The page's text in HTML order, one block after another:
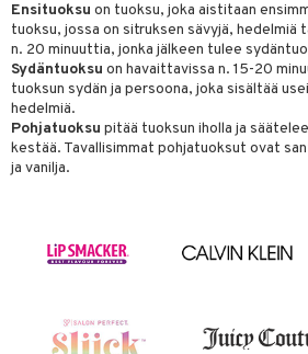
Ensituoksu on tuoksu, joka aistitaan
tuoksu, jossa on sitruksen sävyjä, hedelmiä
n. 20 minuuttia, jonka jälkeen tulee
Sydäntuoksu on havaittavissa n. 15-20
tuoksun sydän ja persoona, joka sisältää
hedelmiä.
Pohjatuoksu pitää tuoksun iholla ja
kestää. Tavallisimmat pohjatuoksut ovat
ja vanilja.